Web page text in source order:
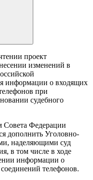
проект
изменений в
информации о входящих
при
судебного
Совета Федерации
дополнить Уголовно-
наделяющими суд
в том числе в ходе
информации о
телефонов.